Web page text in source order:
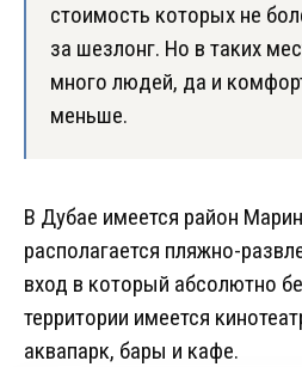
стоимость которых не
за шезлонг. Но в таких
много людей, да и
меньше.
В Дубае имеется район
располагается пляжно-
вход в который абсолютно
территории имеется
аквапарк, бары и кафе.